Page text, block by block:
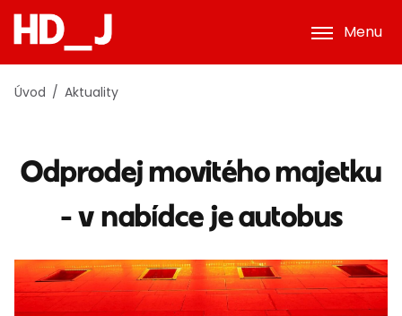
Menu
Úvod Aktuality
Odprodej movitého majetku
- v nabídce je autobus